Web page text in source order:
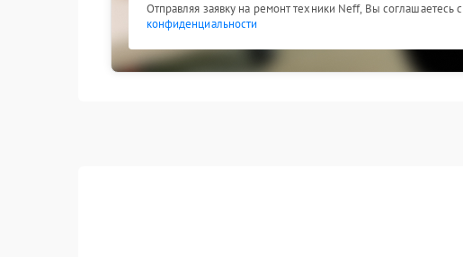
Отправляя заявку на ремонт техники Neff, Вы соглашаетесь с
конфиденциальности